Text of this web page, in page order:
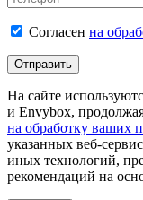
Согласен на
На сайте
и Envybox,
на обработку ваших
указанных веб-
иных технологий,
рекомендаций на